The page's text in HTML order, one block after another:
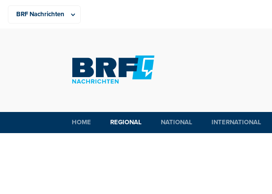
HOME REGIONAL NATIONAL INTERNATIONAL